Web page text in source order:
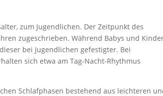
zum Jugendlichen. Der Zeitpunkt des
zugeschrieben. Während Babys und
bei Jugendlichen gefestigter. Bei
sich etwa am Tag-Nacht-Rhythmus
Schlafphasen bestehend aus leichteren